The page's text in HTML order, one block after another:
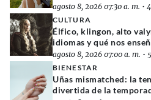
agosto 8, 2026 07:30 a. m. •
CULTURA
Élfico, klingon, alto
idiomas y qué nos
agosto 8, 2026 07:00 a. m. •
BIENESTAR
Uñas mismatched: la
divertida de la